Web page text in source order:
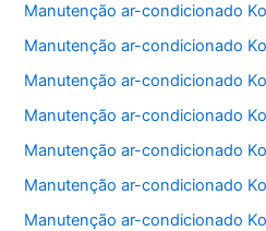
Manutenção ar-condicionado
Manutenção ar-condicionado
Manutenção ar-condicionado
Manutenção ar-condicionado
Manutenção ar-condicionado
Manutenção ar-condicionado
Manutenção ar-condicionado